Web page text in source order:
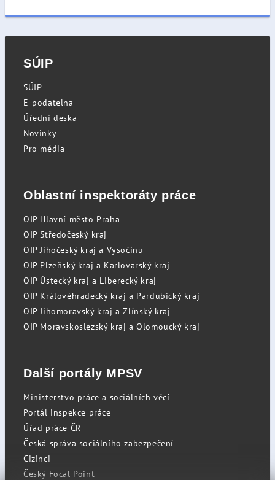
SÚIP
SÚIP
E-podatelna
Úřední deska
Novinky
Pro média
Oblastní inspektoráty práce
OIP Hlavní město Praha
OIP Středočeský kraj
OIP Jihočeský kraj a Vysočinu
OIP Plzeňský kraj a Karlovarský kraj
OIP Ústecký kraj a Liberecký kraj
OIP Královéhradecký kraj a Pardubický kraj
OIP Jihomoravský kraj a Zlínský kraj
OIP Moravskoslezský kraj a Olomoucký kraj
Další portály MPSV
Ministerstvo práce a sociálních věcí
Portál inspekce práce
Úřad práce ČR
Česká správa sociálního zabezpečení
Cizinci
Český Focal Point